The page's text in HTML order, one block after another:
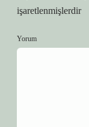
işaretlenmişlerdir
Yorum